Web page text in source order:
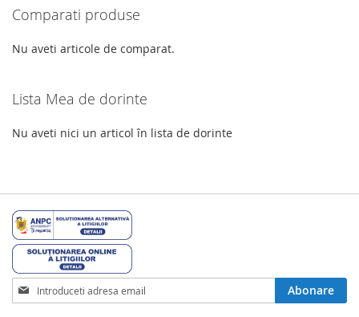
DE
DORINTE
Comparati produse
Nu aveti articole de comparat.
Lista Mea de dorinte
Nu aveti nici un articol în lista de dorinte
Inscrieti-
va
Abonare